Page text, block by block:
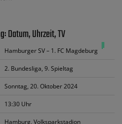
Datum, Uhrzeit, TV
Hamburger SV – 1. FC Magdeburg
2. Bundesliga, 9. Spieltag
Sonntag, 20. Oktober 2024
13:30 Uhr
Hamburg, Volksparkstadion